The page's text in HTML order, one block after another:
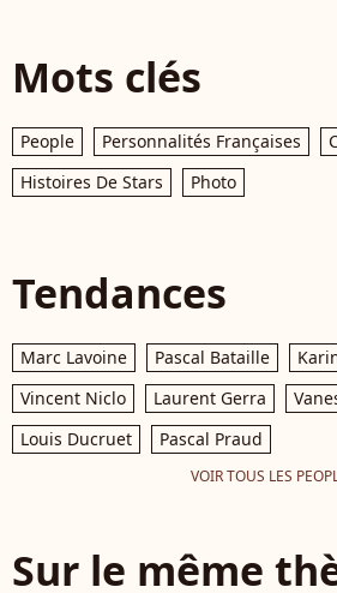
Mots clés
People Personnalités Françaises
Histoires De Stars
Photo
Tendances
Marc Lavoine Pascal Bataille
Vincent Niclo
Laurent Gerra
Louis Ducruet
Pascal Praud
VOIR TOUS LES
Sur le même